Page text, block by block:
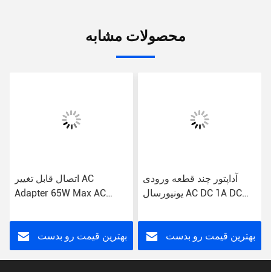
محصولات مشابه
اتصال قابل تغییر AC
Adapter 65W Max AC
خروجی 12V
بهترین قیمت رو بدست
آداپتور چند قطعه ورودی
یونیورسال AC DC 1A DC
جک 15W Max
بهترین قیمت رو بدست